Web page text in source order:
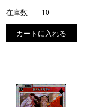
在庫数 10